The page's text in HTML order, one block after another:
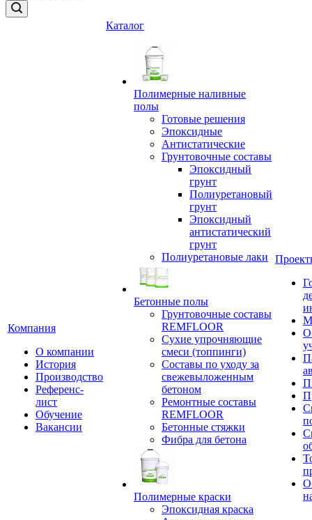
Компания
О компании
История
Производство
Референс-
лист
Обучение
Вакансии
Каталог
Полимерные наливные
полы
Готовые решения
Эпоксидные
Антистатические
Грунтовочные составы
Эпоксидный
грунт
Полиуретановый
грунт
Эпоксидный
антистатический
грунт
Полиуретановые лаки
Бетонные полы
Грунтовочные составы
REMFLOOR
Сухие упрочняющие
смеси (топпинги)
Составы по уходу за
свежевыложенным
бетоном
Ремонтные составы
REMFLOOR
Бетонные стяжки
Фибра для бетона
Полимерные краски
Эпоксидная краска